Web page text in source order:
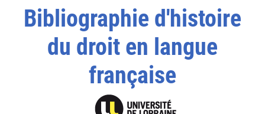
Bibliographie d'histoire
du droit en langue
française